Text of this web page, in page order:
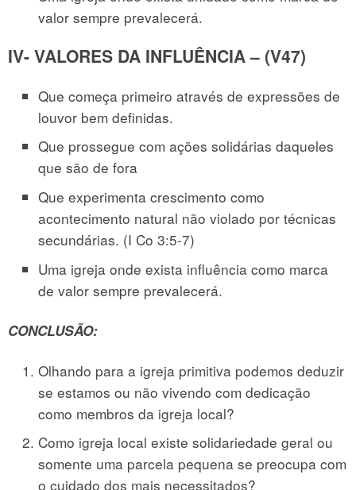
valor sempre prevalecerá.
IV- VALORES DA INFLUÊNCIA – (V47)
Que começa primeiro através de expressões de
louvor bem definidas.
Que prossegue com ações solidárias daqueles
que são de fora
Que experimenta crescimento como
acontecimento natural não violado por técnicas
secundárias. (I Co 3:5-7)
Uma igreja onde exista influência como marca
de valor sempre prevalecerá.
CONCLUSÃO:
Olhando para a igreja primitiva podemos deduzir
se estamos ou não vivendo com dedicação
como membros da igreja local?
Como igreja local existe solidariedade geral ou
somente uma parcela pequena se preocupa com
o cuidado dos mais necessitados?